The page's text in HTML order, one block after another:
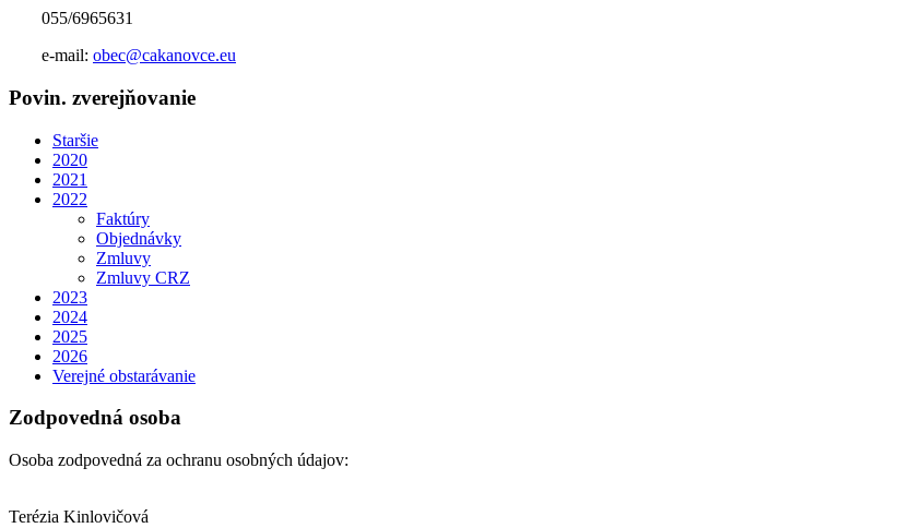
055/6965631
e-mail: obec@cakanovce.eu
Povin. zverejňovanie
Staršie
2020
2021
2022
Faktúry
Objednávky
Zmluvy
Zmluvy CRZ
2023
2024
2025
2026
Verejné obstarávanie
Zodpovedná osoba
Osoba zodpovedná za ochranu osobných údajov:
Terézia Kinlovičová